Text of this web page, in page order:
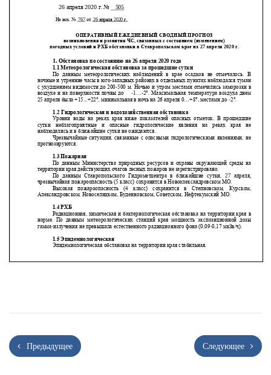
Предыдущее Следующее